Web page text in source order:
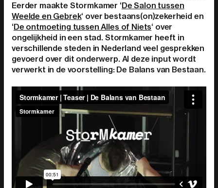
Eerder maakte Stormkamer ‘De Salon tussen
Weelde en Gebrek‘ over bestaans(on)zekerheid en
‘De ontmoeting tussen Alles of Niets‘ over
ongelijkheid in een stad. Stormkamer heeft in
verschillende steden in Nederland veel gesprekken
gevoerd over dit onderwerp. Al deze input wordt
verwerkt in de voorstelling: De Balans van Bestaan.